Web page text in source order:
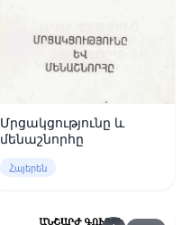
Մրցակցությունը և
մենաշնորհը
Հայերեն